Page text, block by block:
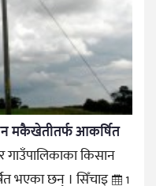
मकैखेतीतर्फ आकर्षित
गाउँपालिकाका किसान
भएका छन् । सिँचाइ
1